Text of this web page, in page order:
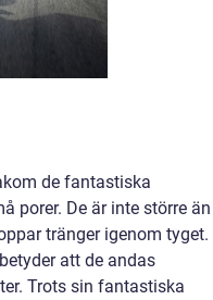
de fantastiska
porer. De är inte större än
tränger igenom tyget.
att de andas
Trots sin fantastiska